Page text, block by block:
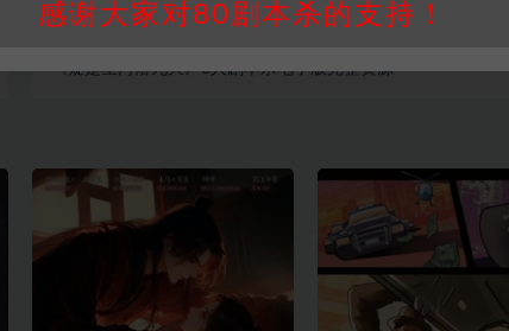
《疑是星河落九天》8人剧本杀电子版完整资源
感谢大家对80剧本杀的支持！